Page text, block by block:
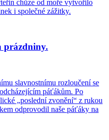
chůze od moře vytvořilo
i společné zážitky.
prázdniny.
slavnostnímu rozloučení se
páťákům. Po
„poslední zvonění“ z rukou
odprovodil naše páťáky na